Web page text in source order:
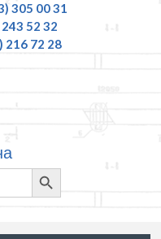
305 00 31
52 32
216 72 28
Search
Button